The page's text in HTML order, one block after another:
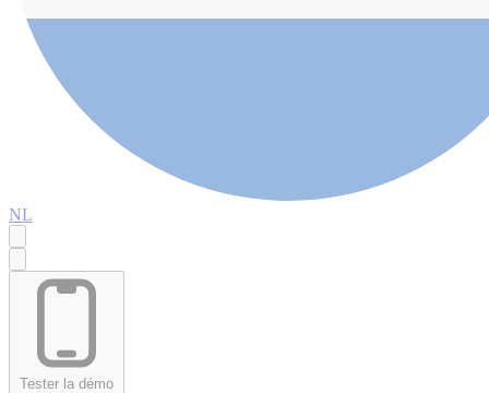
NL
Tester la démo